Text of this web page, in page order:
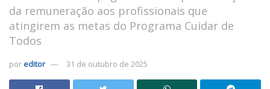
da remuneração aos profissionais que
atingirem as metas do Programa Cuidar de
Todos
por editor 31 de outubro de 2025